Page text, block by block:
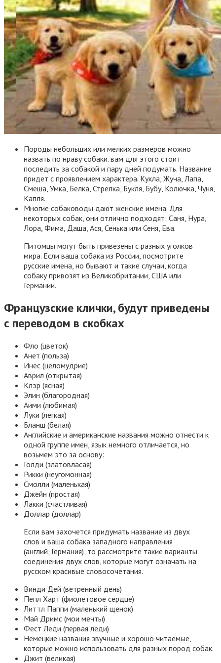
Породы небольших или мелких размеров можно
назвать по нраву собаки. вам для этого стоит
последить за собакой и пару дней подумать. Название
придет с проявлением характера. Кукла, Жуча, Лапа,
Смеша, Умка, Белка, Стрелка, Букля, Бубу, Колючка, Чуня,
Капля.
Многие собаководы дают женские имена. Для
некоторых собак, они отлично подходят: Саня, Нура,
Лора, Фима, Даша, Ася, Сенька или Сеня, Ева.
Питомцы могут быть привезены с разных уголков
мира. Если ваша собака из России, посмотрите
русские имена, но бывают и такие случаи, когда
собаку привозят из Великобритании, США или
Германии.
Французские клички, будут приведены
с переводом в скобках
Фло (цветок)
Анет (польза)
Инес (целомудрие)
Аврил (открытая)
Клэр (ясная)
Элин (благородная)
Аими (любимая)
Луки (легкая)
Бланш (белая)
Английские и американские названия можно отнести к
одной группе имен, язык немного отличается, но
возьмем это за основу:
Голди (златовласая)
Рикки (неугомонная)
Смолли (маленькая)
Джейн (простая)
Лакки (счастливая)
Доллар (доллар)
Если вам захочется придумать название из двух
слов и ваша собака западного направления
(англий, Германия), то рассмотрите такие варианты
соединения двух слов, которые могут означать на
русском красивые словосочетания.
Винди Дей (ветренный день)
Пепл Харт (фиолетовое сердце)
Литтл Паппи (маленький щенок)
Май Дримс (мои мечты)
Фест Леди (первая леди)
Немецкие названия звучные и хорошо читаемые,
которые можно использовать для разных пород собак.
Джит (великая)